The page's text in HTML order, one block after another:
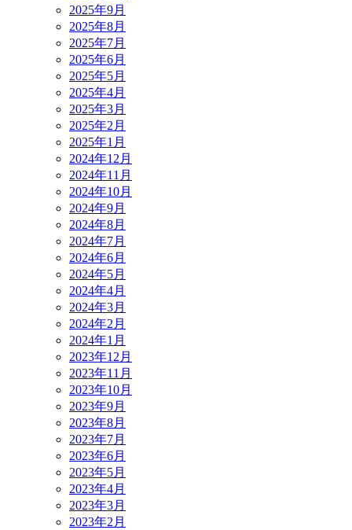
2025年9月
2025年8月
2025年7月
2025年6月
2025年5月
2025年4月
2025年3月
2025年2月
2025年1月
2024年12月
2024年11月
2024年10月
2024年9月
2024年8月
2024年7月
2024年6月
2024年5月
2024年4月
2024年3月
2024年2月
2024年1月
2023年12月
2023年11月
2023年10月
2023年9月
2023年8月
2023年7月
2023年6月
2023年5月
2023年4月
2023年3月
2023年2月